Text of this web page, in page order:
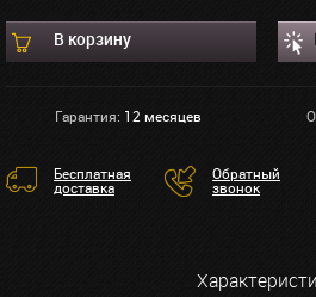
В корзину
Гарантия: 12 месяцев
Бесплатная
доставка
Обратный
звонок